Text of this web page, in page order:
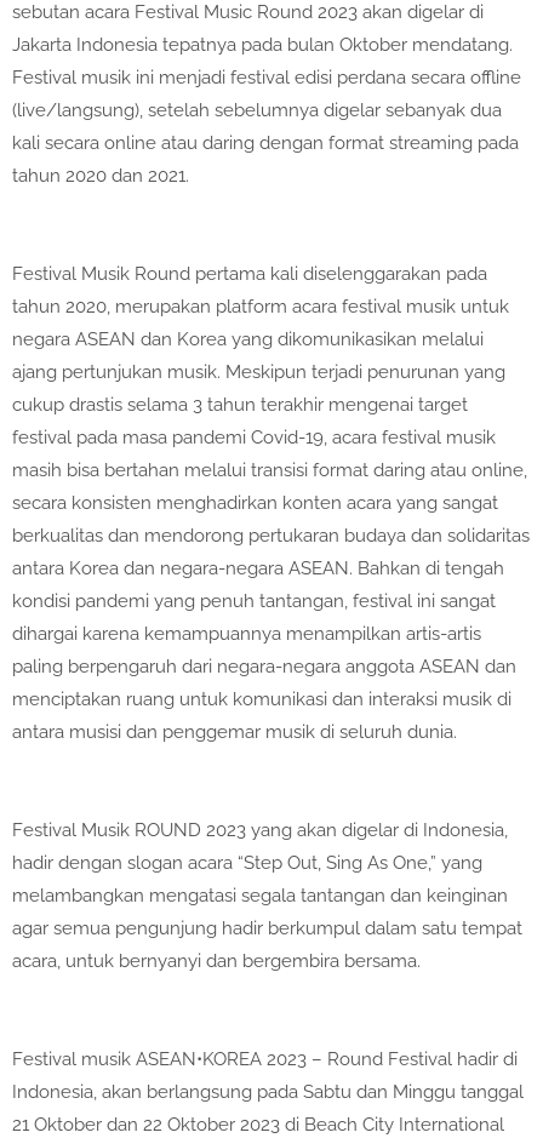
sebutan acara Festival Music Round 2023 akan digelar di
Jakarta Indonesia tepatnya pada bulan Oktober mendatang.
Festival musik ini menjadi festival edisi perdana secara offline
(live/langsung), setelah sebelumnya digelar sebanyak dua
kali secara online atau daring dengan format streaming pada
tahun 2020 dan 2021.
Festival Musik Round pertama kali diselenggarakan pada
tahun 2020, merupakan platform acara festival musik untuk
negara ASEAN dan Korea yang dikomunikasikan melalui
ajang pertunjukan musik. Meskipun terjadi penurunan yang
cukup drastis selama 3 tahun terakhir mengenai target
festival pada masa pandemi Covid-19, acara festival musik
masih bisa bertahan melalui transisi format daring atau online,
secara konsisten menghadirkan konten acara yang sangat
berkualitas dan mendorong pertukaran budaya dan solidaritas
antara Korea dan negara-negara ASEAN. Bahkan di tengah
kondisi pandemi yang penuh tantangan, festival ini sangat
dihargai karena kemampuannya menampilkan artis-artis
paling berpengaruh dari negara-negara anggota ASEAN dan
menciptakan ruang untuk komunikasi dan interaksi musik di
antara musisi dan penggemar musik di seluruh dunia.
Festival Musik ROUND 2023 yang akan digelar di Indonesia,
hadir dengan slogan acara “Step Out, Sing As One,” yang
melambangkan mengatasi segala tantangan dan keinginan
agar semua pengunjung hadir berkumpul dalam satu tempat
acara, untuk bernyanyi dan bergembira bersama.
Festival musik ASEAN•KOREA 2023 – Round Festival hadir di
Indonesia, akan berlangsung pada Sabtu dan Minggu tanggal
21 Oktober dan 22 Oktober 2023 di Beach City International